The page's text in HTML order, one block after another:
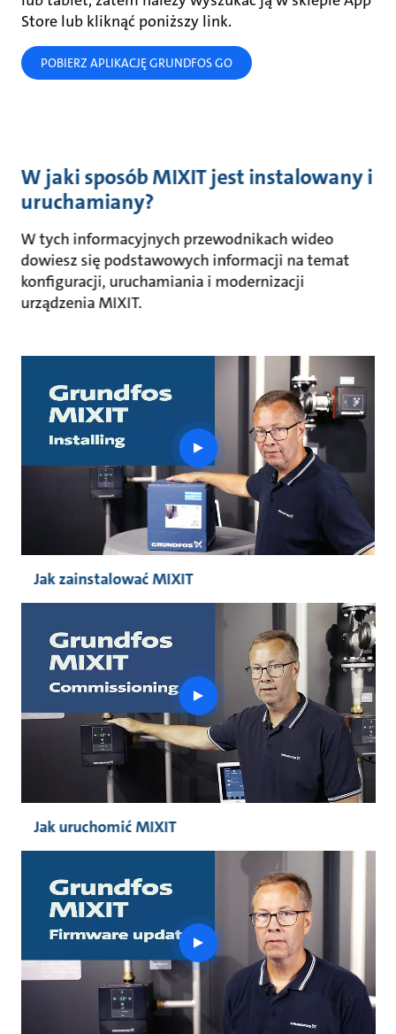
Store lub kliknąć poniższy link.
POBIERZ APLIKACJĘ GRUNDFOS GO
W jaki sposób MIXIT jest instalowany i
uruchamiany?
W tych informacyjnych przewodnikach wideo
dowiesz się podstawowych informacji na temat
konfiguracji, uruchamiania i modernizacji
urządzenia MIXIT.
play
button
Jak zainstalować MIXIT
play
button
Jak uruchomić MIXIT
play
button